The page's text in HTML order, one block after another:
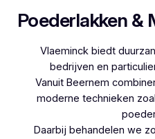
Poederlakken &
Vlaeminck biedt
bedrijven en
Vanuit Beernem
moderne technieken
Daarbij behandelen we